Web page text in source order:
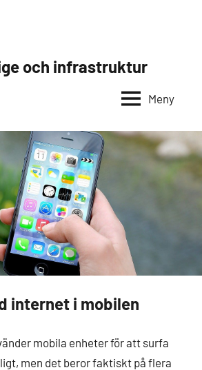
och infrastruktur
Meny
internet i mobilen
mobila enheter för att surfa
men det beror faktiskt på flera